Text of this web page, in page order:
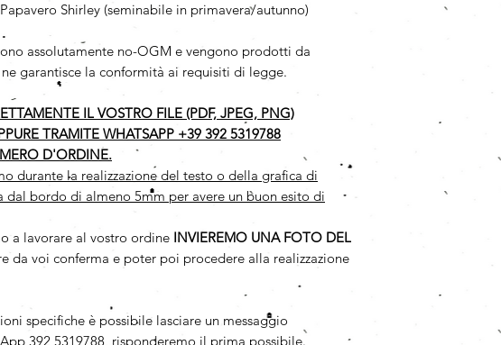
Shirley (seminabile in primavera/autunno)
assolutamente no-OGM e vengono prodotti da
garantisce la conformità ai requisiti di legge.
IL VOSTRO FILE (PDF, JPEG, PNG)
TRAMITE WHATSAPP +39 392 5319788
D'ORDINE.
durante la realizzazione del testo o della grafica di
dal bordo di almeno 5mm per avere un buon esito di
a lavorare al vostro ordine INVIEREMO UNA FOTO DEL
da voi conferma e poter poi procedere alla realizzazione
specifiche è possibile lasciare un messaggio
392 5319788, risponderemo il prima possibile.